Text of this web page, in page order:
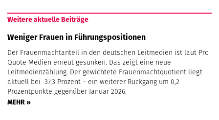
Weitere aktuelle Beiträge
Weniger Frauen in Führungspositionen
Der Frauenmachtanteil in den deutschen Leitmedien ist laut Pro
Quote Medien erneut gesunken. Das zeigt eine neue
Leitmedienzählung. Der gewichtete Frauenmachtquotient liegt
aktuell bei 37,3 Prozent – ein weiterer Rückgang um 0,2
Prozentpunkte gegenüber Januar 2026.
MEHR »